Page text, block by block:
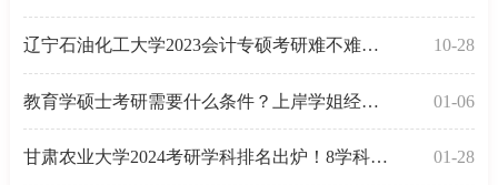
辽宁石油化工大学2023会计专硕考研难不难？多维度分析 10-28
教育学硕士考研需要什么条件？上岸学姐经验分享 01-06
甘肃农业大学2024考研学科排名出炉！8学科上榜 01-28